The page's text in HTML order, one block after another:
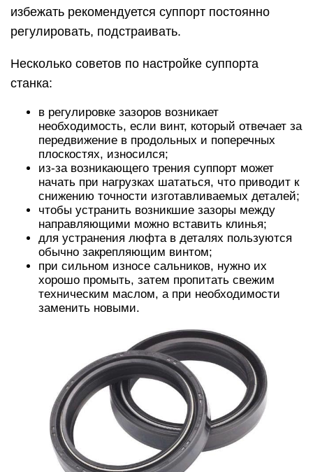
избежать рекомендуется суппорт постоянно
регулировать, подстраивать.
Несколько советов по настройке суппорта
станка:
в регулировке зазоров возникает
необходимость, если винт, который отвечает за
передвижение в продольных и поперечных
плоскостях, износился;
из-за возникающего трения суппорт может
начать при нагрузках шататься, что приводит к
снижению точности изготавливаемых деталей;
чтобы устранить возникшие зазоры между
направляющими можно вставить клинья;
для устранения люфта в деталях пользуются
обычно закрепляющим винтом;
при сильном износе сальников, нужно их
хорошо промыть, затем пропитать свежим
техническим маслом, а при необходимости
заменить новыми.